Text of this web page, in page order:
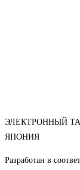
ЭЛЕКТРОННЫЙ
ЯПОНИЯ
Разработан в